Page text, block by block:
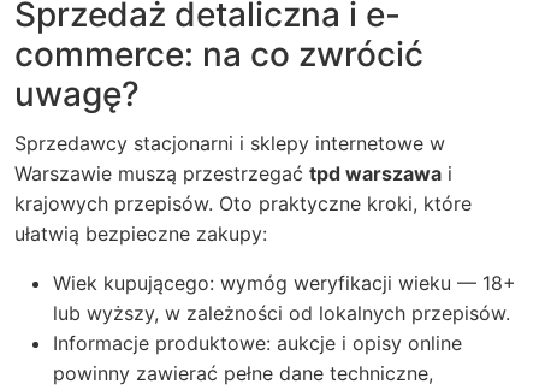
Sprzedaż detaliczna i e-
commerce: na co zwrócić
uwagę?
Sprzedawcy stacjonarni i sklepy internetowe w
Warszawie muszą przestrzegać tpd warszawa i
krajowych przepisów. Oto praktyczne kroki, które
ułatwią bezpieczne zakupy:
Wiek kupującego: wymóg weryfikacji wieku — 18+
lub wyższy, w zależności od lokalnych przepisów.
Informacje produktowe: aukcje i opisy online
powinny zawierać pełne dane techniczne,